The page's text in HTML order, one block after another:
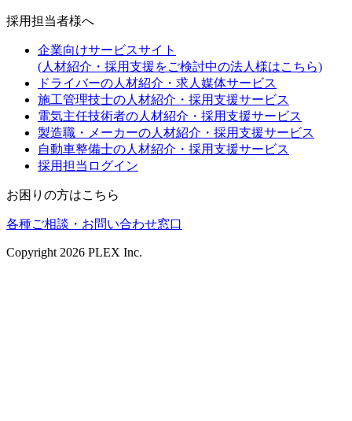
採用担当者様へ
企業向けサービスサイト
(人材紹介・採用支援をご検討中の法人様はこちら)
ドライバーの人材紹介・求人媒体サービス
施工管理技士の人材紹介・採用支援サービス
電気主任技術者の人材紹介・採用支援サービス
製造職・メーカーの人材紹介・採用支援サービス
自動車整備士の人材紹介・採用支援サービス
採用担当ログイン
お困りの方はこちら
各種ご相談・お問い合わせ窓口
Copyright 2026 PLEX Inc.